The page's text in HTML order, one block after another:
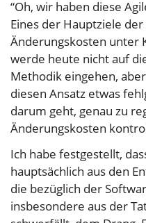
“Oh, wir haben diese
Eines der Hauptziele
Änderungs­kosten unter
werde heute nicht auf
Methodik eingehen,
diesen Ansatz etwas
darum geht, genau zu
Änderungs­kosten
Ich habe festgestellt,
hauptsächlich aus den
die bezüglich der
insbesondere aus der